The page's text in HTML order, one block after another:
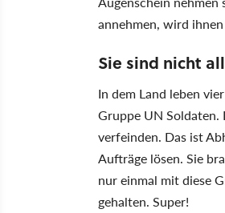
annehmen, wird
Sie sind nicht
In dem Land leben
Gruppe UN Soldaten.
verfeinden. Das ist
Aufträge lösen. Sie
nur einmal mit diese
gehalten. Super!